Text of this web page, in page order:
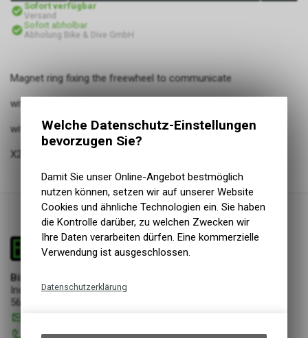
Sofort verfügbar
Versand
Sofort abholbar
Abholung Bike & Dive GmbH
Magnet ring fixing the freewheel to communicate
with the PAS Sensor. Compatible
with cassettes of 10 and 11 speeds.
X20 & X35 & X30 System
Bike & Dive GmbH
Industriestrasse 17
5644 Auw
056 670 22 22
Welche Datenschutz-Einstellungen
bevorzugen Sie?
Damit Sie unser Online-Angebot bestmöglich
nutzen können, setzen wir auf unserer Website
Cookies und ähnliche Technologien ein. Sie haben
die Kontrolle darüber, zu welchen Zwecken wir
Ihre Daten verarbeiten dürfen. Eine kommerzielle
Verwendung ist ausgeschlossen.
Datenschutzerklärung